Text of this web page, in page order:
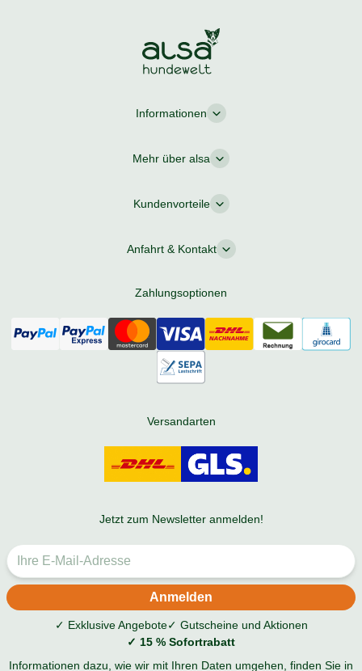
Informationen
Mehr über alsa
Kundenvorteile
Anfahrt & Kontakt
Zahlungsoptionen
Versandarten
Jetzt zum Newsletter anmelden!
✓ Exklusive Angebote✓ Gutscheine und Aktionen
✓ 15 % Sofortrabatt
Informationen dazu, wie wir mit Ihren Daten umgehen, finden Sie in